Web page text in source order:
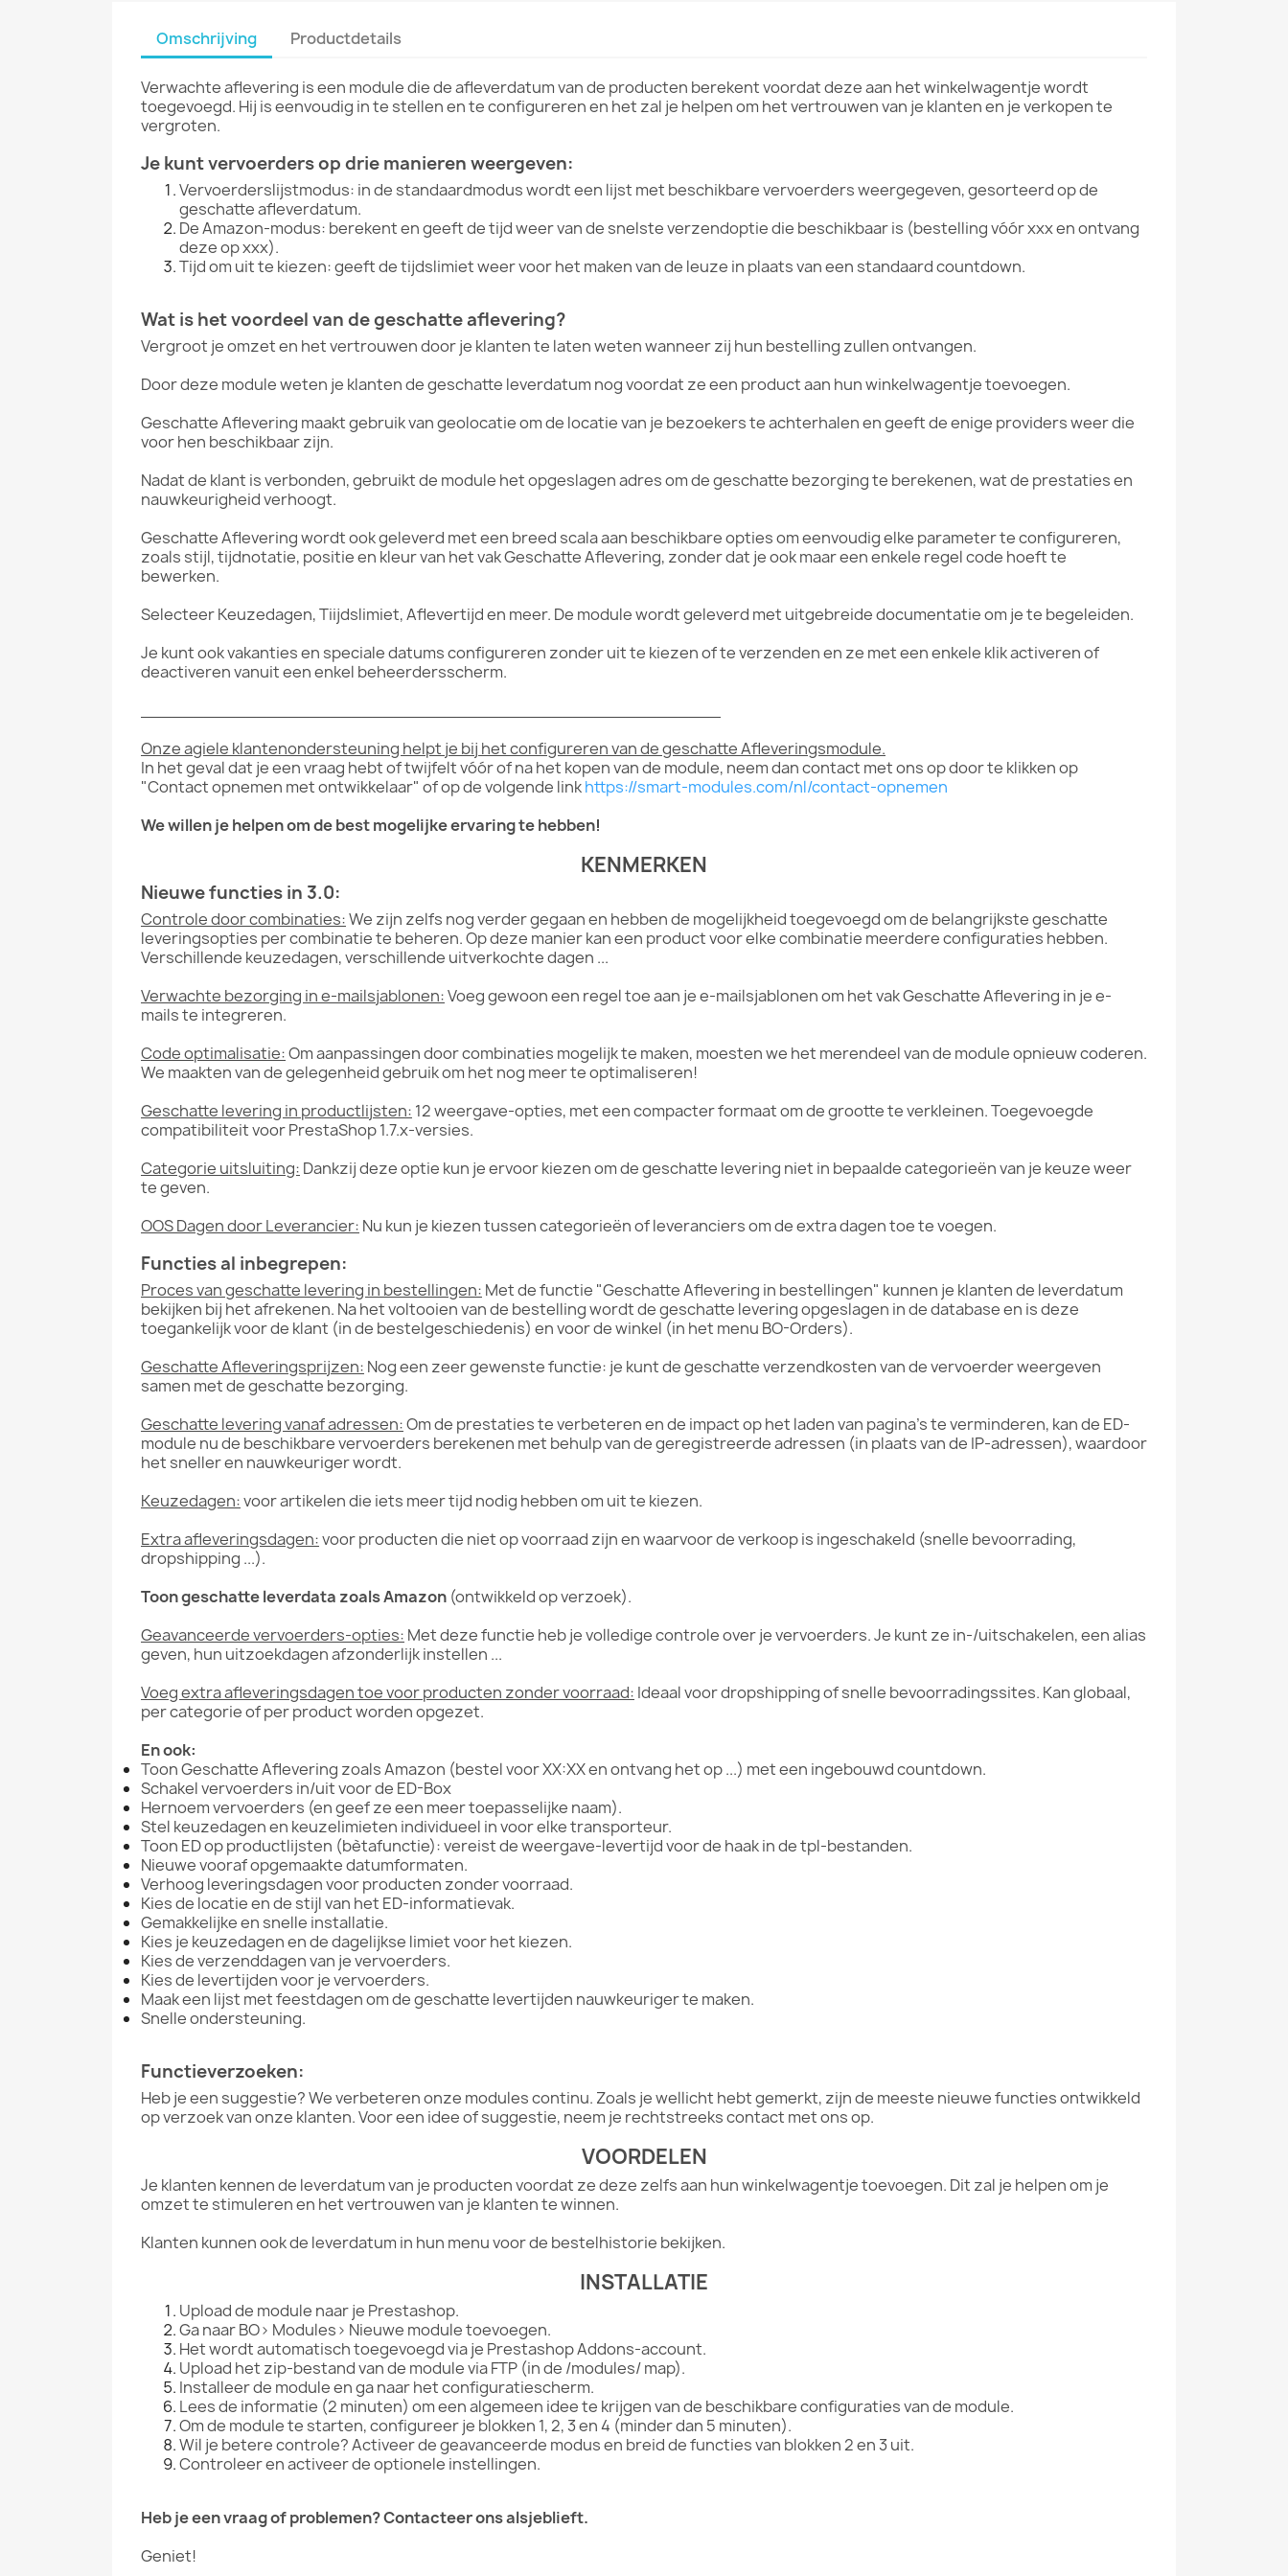
Omschrijving Productdetails
Verwachte aflevering is een module die de afleverdatum van de producten berekent voordat deze aan het winkelwagentje wordt
toegevoegd. Hij is eenvoudig in te stellen en te configureren en het zal je helpen om het vertrouwen van je klanten en je verkopen te
vergroten.
Je kunt vervoerders op drie manieren weergeven:
Vervoerderslijstmodus: in de standaardmodus wordt een lijst met beschikbare vervoerders weergegeven, gesorteerd op de
geschatte afleverdatum.
De Amazon-modus: berekent en geeft de tijd weer van de snelste verzendoptie die beschikbaar is (bestelling vóór xxx en ontvang
deze op xxx).
Tijd om uit te kiezen: geeft de tijdslimiet weer voor het maken van de leuze in plaats van een standaard countdown.
Wat is het voordeel van de geschatte aflevering?
Vergroot je omzet en het vertrouwen door je klanten te laten weten wanneer zij hun bestelling zullen ontvangen.
Door deze module weten je klanten de geschatte leverdatum nog voordat ze een product aan hun winkelwagentje toevoegen.
Geschatte Aflevering maakt gebruik van geolocatie om de locatie van je bezoekers te achterhalen en geeft de enige providers weer die
voor hen beschikbaar zijn.
Nadat de klant is verbonden, gebruikt de module het opgeslagen adres om de geschatte bezorging te berekenen, wat de prestaties en
nauwkeurigheid verhoogt.
Geschatte Aflevering wordt ook geleverd met een breed scala aan beschikbare opties om eenvoudig elke parameter te configureren,
zoals stijl, tijdnotatie, positie en kleur van het vak Geschatte Aflevering, zonder dat je ook maar een enkele regel code hoeft te
bewerken.
Selecteer Keuzedagen, Tiijdslimiet, Aflevertijd en meer. De module wordt geleverd met uitgebreide documentatie om je te begeleiden.
Je kunt ook vakanties en speciale datums configureren zonder uit te kiezen of te verzenden en ze met een enkele klik activeren of
deactiveren vanuit een enkel beheerdersscherm.
Onze agiele klantenondersteuning helpt je bij het configureren van de geschatte Afleveringsmodule.
In het geval dat je een vraag hebt of twijfelt vóór of na het kopen van de module, neem dan contact met ons op door te klikken op
"Contact opnemen met ontwikkelaar" of op de volgende linkhttps://smart-modules.com/nl/contact-opnemen
We willen je helpen om de best mogelijke ervaring te hebben!
KENMERKEN
Nieuwe functies in 3.0:
Controle door combinaties:We zijn zelfs nog verder gegaan en hebben de mogelijkheid toegevoegd om de belangrijkste geschatte
leveringsopties per combinatie te beheren. Op deze manier kan een product voor elke combinatie meerdere configuraties hebben.
Verschillende keuzedagen, verschillende uitverkochte dagen ...
Verwachte bezorging in e-mailsjablonen:Voeg gewoon een regel toe aan je e-mailsjablonen om het vak Geschatte Aflevering in je e-
mails te integreren.
Code optimalisatie:Om aanpassingen door combinaties mogelijk te maken, moesten we het merendeel van de module opnieuw coderen.
We maakten van de gelegenheid gebruik om het nog meer te optimaliseren!
Geschatte levering in productlijsten: 12 weergave-opties, met een compacter formaat om de grootte te verkleinen. Toegevoegde
compatibiliteit voor PrestaShop 1.7.x-versies.
Categorie uitsluiting: Dankzij deze optie kun je ervoor kiezen om de geschatte levering niet in bepaalde categorieën van je keuze weer
te geven.
OOS Dagen door Leverancier: Nu kun je kiezen tussen categorieën of leveranciers om de extra dagen toe te voegen.
Functies al inbegrepen:
Proces van geschatte levering in bestellingen: Met de functie "Geschatte Aflevering in bestellingen" kunnen je klanten de leverdatum
bekijken bij het afrekenen. Na het voltooien van de bestelling wordt de geschatte levering opgeslagen in de database en is deze
toegankelijk voor de klant (in de bestelgeschiedenis) en voor de winkel (in het menu BO-Orders).
Geschatte Afleveringsprijzen: Nog een zeer gewenste functie: je kunt de geschatte verzendkosten van de vervoerder weergeven
samen met de geschatte bezorging.
Geschatte levering vanaf adressen:Om de prestaties te verbeteren en de impact op het laden van pagina's te verminderen, kan de ED-
module nu de beschikbare vervoerders berekenen met behulp van de geregistreerde adressen (in plaats van de IP-adressen), waardoor
het sneller en nauwkeuriger wordt.
Keuzedagen:voor artikelen die iets meer tijd nodig hebben om uit te kiezen.
Extra afleveringsdagen:voor producten die niet op voorraad zijn en waarvoor de verkoop is ingeschakeld (snelle bevoorrading,
dropshipping ...).
Toon geschatte leverdata zoals Amazon (ontwikkeld op verzoek).
Geavanceerde vervoerders-opties: Met deze functie heb je volledige controle over je vervoerders. Je kunt ze in-/uitschakelen, een alias
geven, hun uitzoekdagen afzonderlijk instellen ...
Voeg extra afleveringsdagen toe voor producten zonder voorraad: Ideaal voor dropshipping of snelle bevoorradingssites. Kan globaal,
per categorie of per product worden opgezet.
En ook:
Toon Geschatte Aflevering zoals Amazon (bestel voor XX:XX en ontvang het op ...) met een ingebouwd countdown.
Schakel vervoerders in/uit voor de ED-Box
Hernoem vervoerders (en geef ze een meer toepasselijke naam).
Stel keuzedagen en keuzelimieten individueel in voor elke transporteur.
Toon ED op productlijsten (bètafunctie): vereist de weergave-levertijd voor de haak in de tpl-bestanden.
Nieuwe vooraf opgemaakte datumformaten.
Verhoog leveringsdagen voor producten zonder voorraad.
Kies de locatie en de stijl van het ED-informatievak.
Gemakkelijke en snelle installatie.
Kies je keuzedagen en de dagelijkse limiet voor het kiezen.
Kies de verzenddagen van je vervoerders.
Kies de levertijden voor je vervoerders.
Maak een lijst met feestdagen om de geschatte levertijden nauwkeuriger te maken.
Snelle ondersteuning.
Functieverzoeken:
Heb je een suggestie? We verbeteren onze modules continu. Zoals je wellicht hebt gemerkt, zijn de meeste nieuwe functies ontwikkeld
op verzoek van onze klanten. Voor een idee of suggestie, neem je rechtstreeks contact met ons op.
VOORDELEN
Je klanten kennen de leverdatum van je producten voordat ze deze zelfs aan hun winkelwagentje toevoegen. Dit zal je helpen om je
omzet te stimuleren en het vertrouwen van je klanten te winnen.
Klanten kunnen ook de leverdatum in hun menu voor de bestelhistorie bekijken.
INSTALLATIE
Upload de module naar je Prestashop.
Ga naar BO> Modules> Nieuwe module toevoegen.
Het wordt automatisch toegevoegd via je Prestashop Addons-account.
Upload het zip-bestand van de module via FTP (in de /modules/ map).
Installeer de module en ga naar het configuratiescherm.
Lees de informatie (2 minuten) om een algemeen idee te krijgen van de beschikbare configuraties van de module.
Om de module te starten, configureer je blokken 1, 2, 3 en 4 (minder dan 5 minuten).
Wil je betere controle? Activeer de geavanceerde modus en breid de functies van blokken 2 en 3 uit.
Controleer en activeer de optionele instellingen.
Heb je een vraag of problemen? Contacteer ons alsjeblieft.
Geniet!